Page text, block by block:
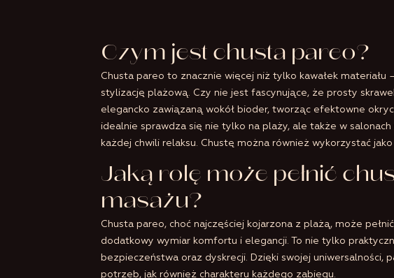
Czym jest chusta pareo?
Chusta pareo to znacznie więcej niż tylko kawałek
stylizację plażową. Czy nie jest fascynujące, że prosty
elegancko zawiązaną wokół bioder, tworząc efektowne
idealnie sprawdza się nie tylko na plaży, ale także w
każdej chwili relaksu. Chustę można również wykorzystać
Jaką rolę może pełnić
masażu?
Chusta pareo, choć najczęściej kojarzona z plażą, może
dodatkowy wymiar komfortu i elegancji. To nie tylko
bezpieczeństwa oraz dyskrecji. Dzięki swojej
potrzeb, jak również charakteru każdego zabiegu.